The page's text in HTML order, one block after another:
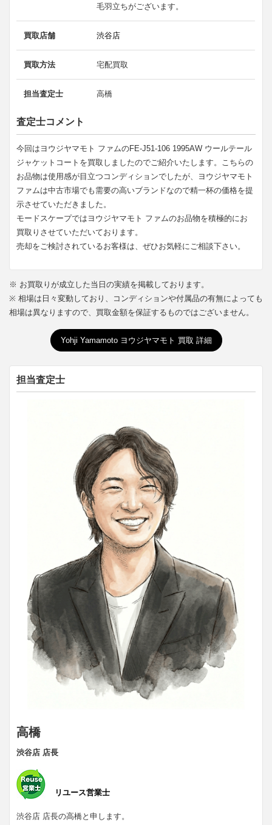
毛羽立ちがございます。
買取店舗 渋谷店
買取方法 宅配買取
担当査定士 高橋
査定士コメント
今回はヨウジヤマモト ファムのFE-J51-106 1995AW ウールテール
ジャケットコートを買取しましたのでご紹介いたします。こちらの
お品物は使用感が目立つコンディションでしたが、ヨウジヤマモト
ファムは中古市場でも需要の高いブランドなので精一杯の価格を提
示させていただきました。
モードスケープではヨウジヤマモト ファムのお品物を積極的にお
買取りさせていただいております。
売却をご検討されているお客様は、ぜひお気軽にご相談下さい。
※ お買取りが成立した当日の実績を掲載しております。
※ 相場は日々変動しており、コンディションや付属品の有無によっても
相場は異なりますので、買取金額を保証するものではございません。
Yohji Yamamoto ヨウジヤマモト 買取 詳細
担当査定士
高橋
渋谷店 店長
リユース営業士
渋谷店 店長の高橋と申します。